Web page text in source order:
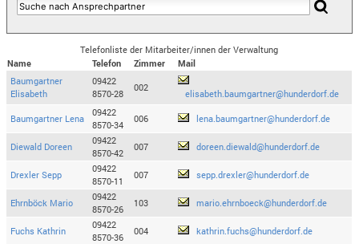
Telefonliste der Mitarbeiter/innen der Verwaltung
Name
Telefon Zimmer
Mail
Baumgartner
Elisabeth
09422
8570-28
002
elisabeth.baumgartner@hunderdorf.de
Baumgartner Lena
09422
8570-34
006 lena.baumgartner@hunderdorf.de
Diewald Doreen
09422
8570-42
007 doreen.diewald@hunderdorf.de
Drexler Sepp
09422
8570-11
007 sepp.drexler@hunderdorf.de
Ehrnböck Mario
09422
8570-26
103 mario.ehrnboeck@hunderdorf.de
Fuchs Kathrin
09422
8570-36
004 kathrin.fuchs@hunderdorf.de